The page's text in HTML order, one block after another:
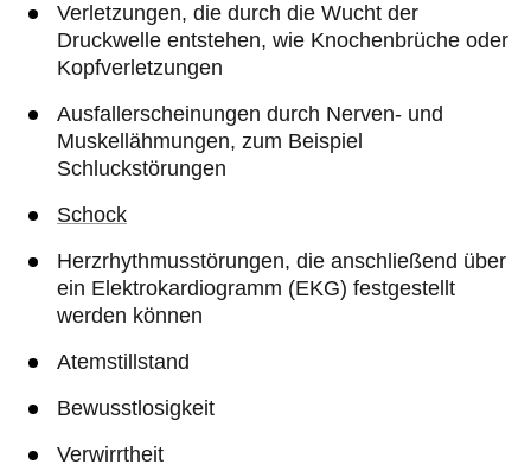
Verletzungen, die durch die Wucht der
Druckwelle entstehen, wie Knochenbrüche oder
Kopfverletzungen
Ausfallerscheinungen durch Nerven- und
Muskellähmungen, zum Beispiel
Schluckstörungen
Schock
Herzrhythmusstörungen, die anschließend über
ein Elektrokardiogramm (EKG) festgestellt
werden können
Atemstillstand
Bewusstlosigkeit
Verwirrtheit